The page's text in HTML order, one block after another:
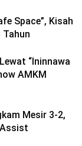
Space”, Kisah
Tahun
“Ininnawa
AMKM
Mesir 3-2,